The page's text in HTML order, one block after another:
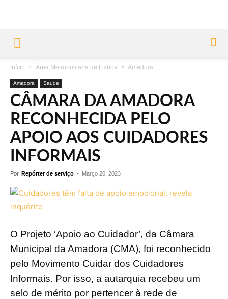
Início Área Metropolitana de Lisboa Amadora
Amadora Saúde
CÂMARA DA AMADORA
RECONHECIDA PELO
APOIO AOS CUIDADORES
INFORMAIS
Por Repórter de serviço - Março 20, 2023
O Projeto ‘Apoio ao Cuidador’, da Câmara
Municipal da Amadora (CMA), foi reconhecido
pelo Movimento Cuidar dos Cuidadores
Informais. Por isso, a autarquia recebeu um
selo de mérito por pertencer à rede de